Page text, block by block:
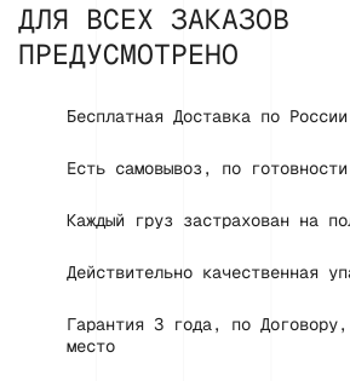
ДЛЯ ВСЕХ ЗАКАЗОВ
ПРЕДУСМОТРЕНО
Бесплатная Доставка по
Есть самовывоз, по готовности
Каждый груз застрахован на
Действительно качественная
Гарантия 3 года, по
место